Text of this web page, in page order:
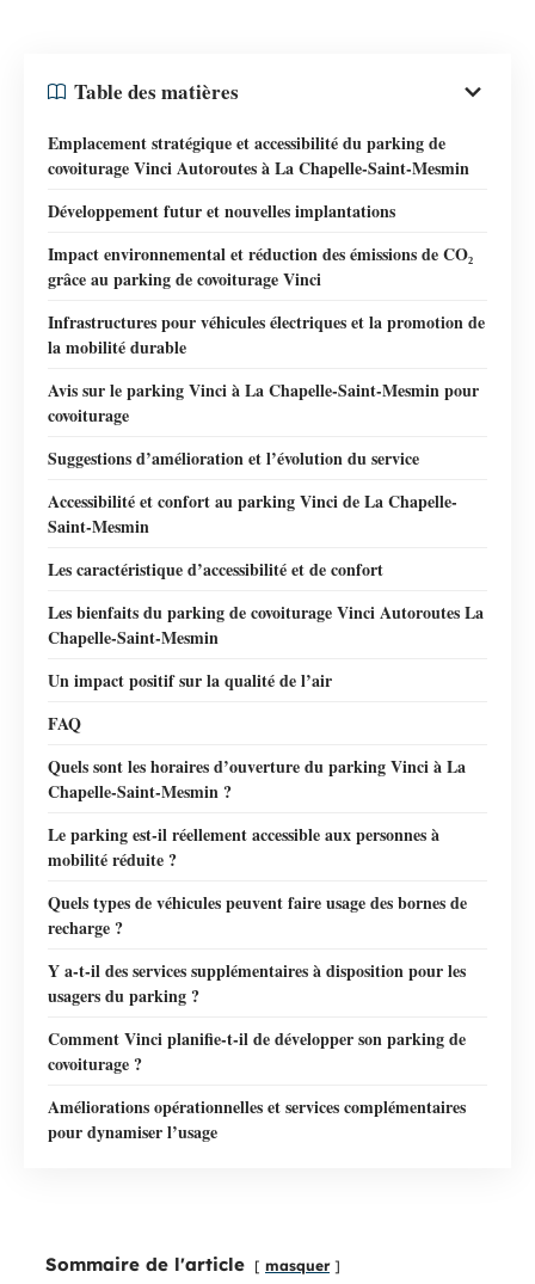
Table des matières
Emplacement stratégique et accessibilité du parking de
covoiturage Vinci Autoroutes à La Chapelle-Saint-Mesmin
Développement futur et nouvelles implantations
Impact environnemental et réduction des émissions de CO₂
grâce au parking de covoiturage Vinci
Infrastructures pour véhicules électriques et la promotion de
la mobilité durable
Avis sur le parking Vinci à La Chapelle-Saint-Mesmin pour
covoiturage
Suggestions d’amélioration et l’évolution du service
Accessibilité et confort au parking Vinci de La Chapelle-
Saint-Mesmin
Les caractéristique d’accessibilité et de confort
Les bienfaits du parking de covoiturage Vinci Autoroutes La
Chapelle-Saint-Mesmin
Un impact positif sur la qualité de l’air
FAQ
Quels sont les horaires d’ouverture du parking Vinci à La
Chapelle-Saint-Mesmin ?
Le parking est-il réellement accessible aux personnes à
mobilité réduite ?
Quels types de véhicules peuvent faire usage des bornes de
recharge ?
Y a-t-il des services supplémentaires à disposition pour les
usagers du parking ?
Comment Vinci planifie-t-il de développer son parking de
covoiturage ?
Améliorations opérationnelles et services complémentaires
pour dynamiser l’usage
Sommaire de l'article masquer